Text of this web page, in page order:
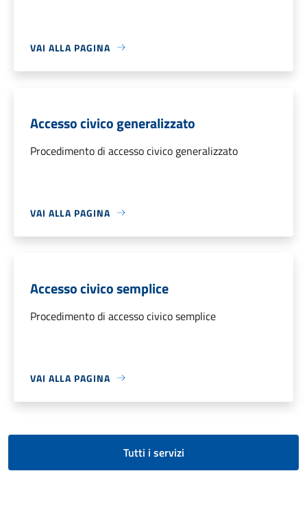
VAI ALLA PAGINA
Accesso civico generalizzato
Procedimento di accesso civico generalizzato
VAI ALLA PAGINA
Accesso civico semplice
Procedimento di accesso civico semplice
VAI ALLA PAGINA
Tutti i servizi